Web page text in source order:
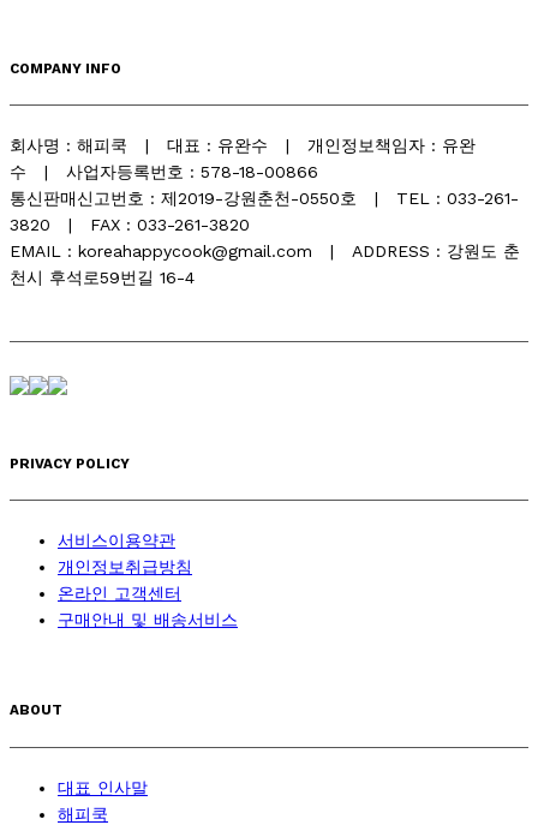
COMPANY INFO
회사명 : 해피쿡 | 대표 : 유완수 | 개인정보책임자 : 유완
수 | 사업자등록번호 : 578-18-00866
통신판매신고번호 : 제2019-강원춘천-0550호 | TEL : 033-261-
3820 | FAX : 033-261-3820
EMAIL : koreahappycook@gmail.com | ADDRESS : 강원도 춘
천시 후석로59번길 16-4
PRIVACY POLICY
서비스이용약관
개인정보취급방침
온라인 고객센터
구매안내 및 배송서비스
ABOUT
대표 인사말
해피쿡